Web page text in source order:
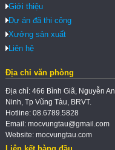
Giới thiệu
Dự án đã thi công
Xưởng sản xuất
Liên hệ
Địa chỉ văn phòng
Địa chỉ: 466 Bình Giã, Nguyễn An
Ninh, Tp Vũng Tàu, BRVT.
Hotline: 08.6789.5828
Email: mocvungtau@gmail.com
Website: mocvungtau.com